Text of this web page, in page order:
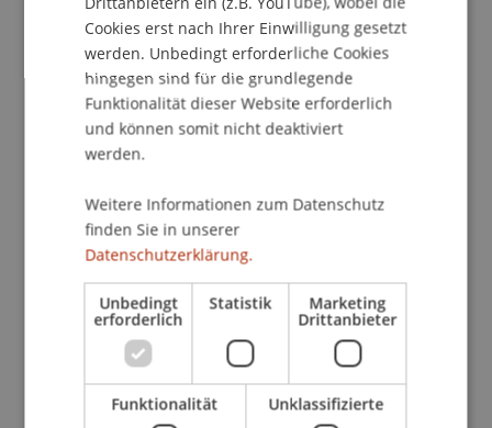
Den Abschluss bildeten Sandra Willers und Martin
Griesmyar (Financial Crime Prevention, LGT
Vaduz), die über die Bedeutung und den
Geltungsbereich internationaler Sanktionen
referierten – mit besonderem Blick auf die
deren Auswirkungen auf liechtensteinische
Banken.
Das grosse Interesse der zahlreichen
Teilnehmenden bestätigte erneut die Relevanz
und Aktualität dieses komplexen Themenfelds
sowie den Bedarf nach regelmässigem
fachlichem Austausch. Der nächste Intensivkurs
Cookies erst nach Ihrer Einwilligung gesetzt
werden. Unbedingt erforderliche Cookies
hingegen sind für die grundlegende
Funktionalität dieser Website erforderlich
und können somit nicht deaktiviert
werden.
Weitere Informationen zum Datenschutz
finden Sie in unserer
Datenschutzerklärung.
Unbedingt
erforderlich
Statistik Marketing
Drittanbieter
Funktionalität Unklassifizierte